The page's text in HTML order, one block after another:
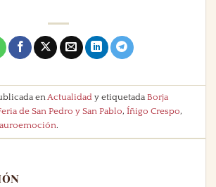
enActualidad y etiquetadaBorja
de San Pedro y San Pablo,Íñigo Crespo,
.